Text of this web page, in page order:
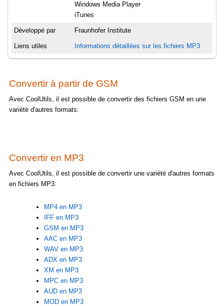
Windows Media Player
iTunes
Développé par Fraunhofer Institute
Liens utiles Informations détaillées sur les fichiers MP3
Convertir à partir de GSM
Avec CoolUtils, il est possible de convertir des fichiers GSM en une
variété d'autres formats:
Convertir en MP3
Avec CoolUtils, il est possible de convertir une variété d'autres formats
en fichiers MP3:
MP4 en MP3
IFF en MP3
GSM en MP3
AAC en MP3
WAV en MP3
ADX en MP3
XM en MP3
MPC en MP3
AUD en MP3
MOD en MP3